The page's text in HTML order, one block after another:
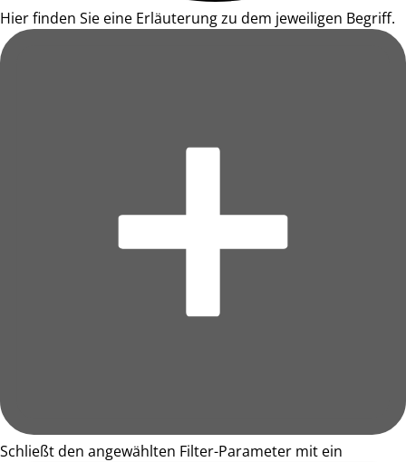
Hier finden Sie eine Erläuterung zu dem jeweiligen Begriff.
Schließt den angewählten Filter-Parameter mit ein